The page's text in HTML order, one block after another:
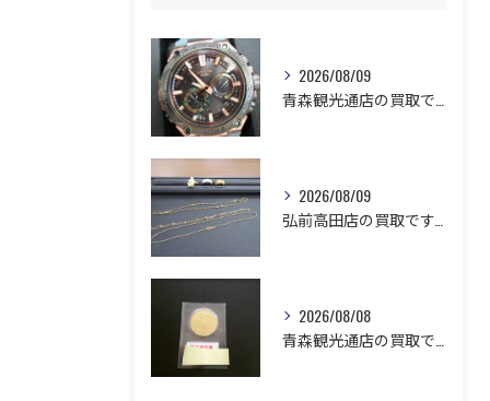
2026/08/09
2026/08/09
2026/08/08